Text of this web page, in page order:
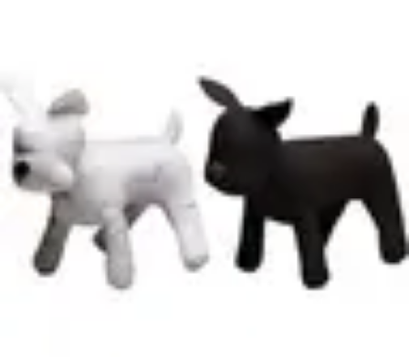
Deal Boutique Express